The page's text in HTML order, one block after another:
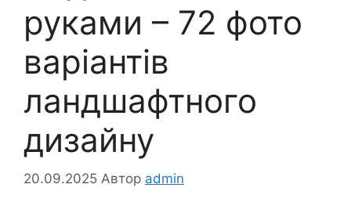
руками – 72 фото
варіантів
ландшафтного
дизайну
20.09.2025 Автор admin